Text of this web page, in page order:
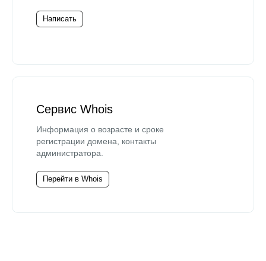
Написать
Сервис Whois
Информация о возрасте и сроке
регистрации домена, контакты
администратора.
Перейти в Whois